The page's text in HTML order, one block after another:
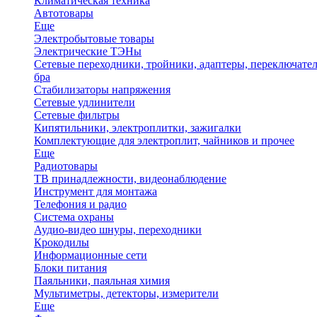
Автотовары
Еще
Электробытовые товары
Электрические ТЭНы
Сетевые переходники, тройники, адаптеры,
бра
Стабилизаторы напряжения
Сетевые удлинители
Сетевые фильтры
Кипятильники, электроплитки, зажигалки
Комплектующие для электроплит, чайников и прочее
Еще
Радиотовары
ТВ принадлежности, видеонаблюдение
Инструмент для монтажа
Телефония и радио
Система охраны
Аудио-видео шнуры, переходники
Крокодилы
Информационные сети
Блоки питания
Паяльники, паяльная химия
Мультиметры, детекторы, измерители
Еще